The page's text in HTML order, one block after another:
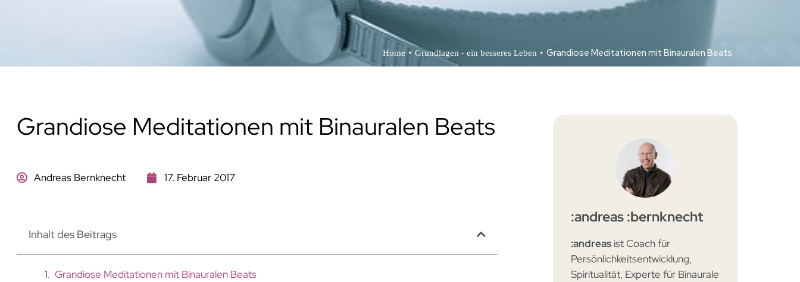
Home • Grundlagen - ein besseres Leben • Grandiose Meditationen mit Binauralen Beats
Grandiose Meditationen mit Binauralen Beats
Andreas Bernknecht 17. Februar 2017
Inhalt des Beitrags
Grandiose Meditationen mit Binauralen Beats
:andreas :bernknecht
:andreas ist Coach für
Persönlichkeitsentwicklung,
Spiritualität, Experte für Binaurale